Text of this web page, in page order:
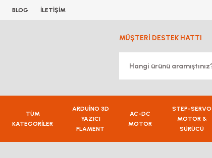
BLOG İLETİŞİM
MÜŞTERİ DESTEK HATTI
TÜM
KATEGORİLER
ARDUİNO 3D
YAZICI
FLAMENT
AC-DC
MOTOR
STEP-SERVO
MOTOR &
SÜRÜCÜ